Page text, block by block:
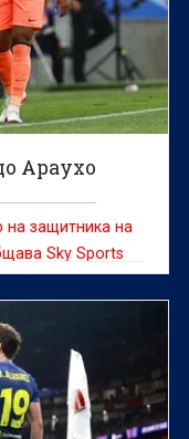
Араухо
на защитника на
Sky Sports